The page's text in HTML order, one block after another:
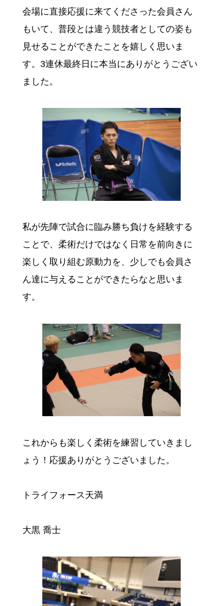
会場に直接応援に来てくださった会員さん
もいて、普段とは違う競技者としての姿も
見せることができたことを嬉しく思いま
す。3連休最終日に本当にありがとうござい
ました。
私が先陣で試合に臨み勝ち負けを経験する
ことで、柔術だけではなく日常を前向きに
楽しく取り組む原動力を、少しでも会員さ
ん達に与えることができたらなと思いま
す。
これからも楽しく柔術を練習していきまし
ょう！応援ありがとうございました。
トライフォース天満
大黒 喬士